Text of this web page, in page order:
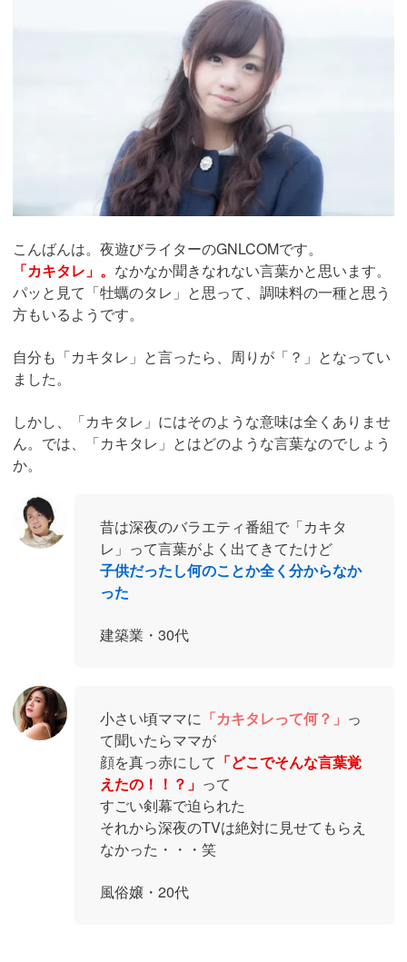
こんばんは。夜遊びライターのGNLCOMです。
「カキタレ」。 なかなか聞きなれない言葉かと思います。
パッと見て「牡蠣のタレ」と思って、調味料の一種と思う
方もいるようです。
自分も「カキタレ」と言ったら、周りが「？」となってい
ました。
しかし、「カキタレ」にはそのような意味は全くありませ
ん。では、「カキタレ」とはどのような言葉なのでしょう
か。
昔は深夜のバラエティ番組で「カキタ
レ」って言葉がよく出てきてたけど
子供だったし何のことか全く分からなか
った
建築業・30代
小さい頃ママに 「カキタレって何？」 っ
て聞いたらママが
顔を真っ赤にして 「どこでそんな言葉覚
えたの！！？」 って
すごい剣幕で迫られた
それから深夜のTVは絶対に見せてもらえ
なかった・・・笑
風俗嬢・20代